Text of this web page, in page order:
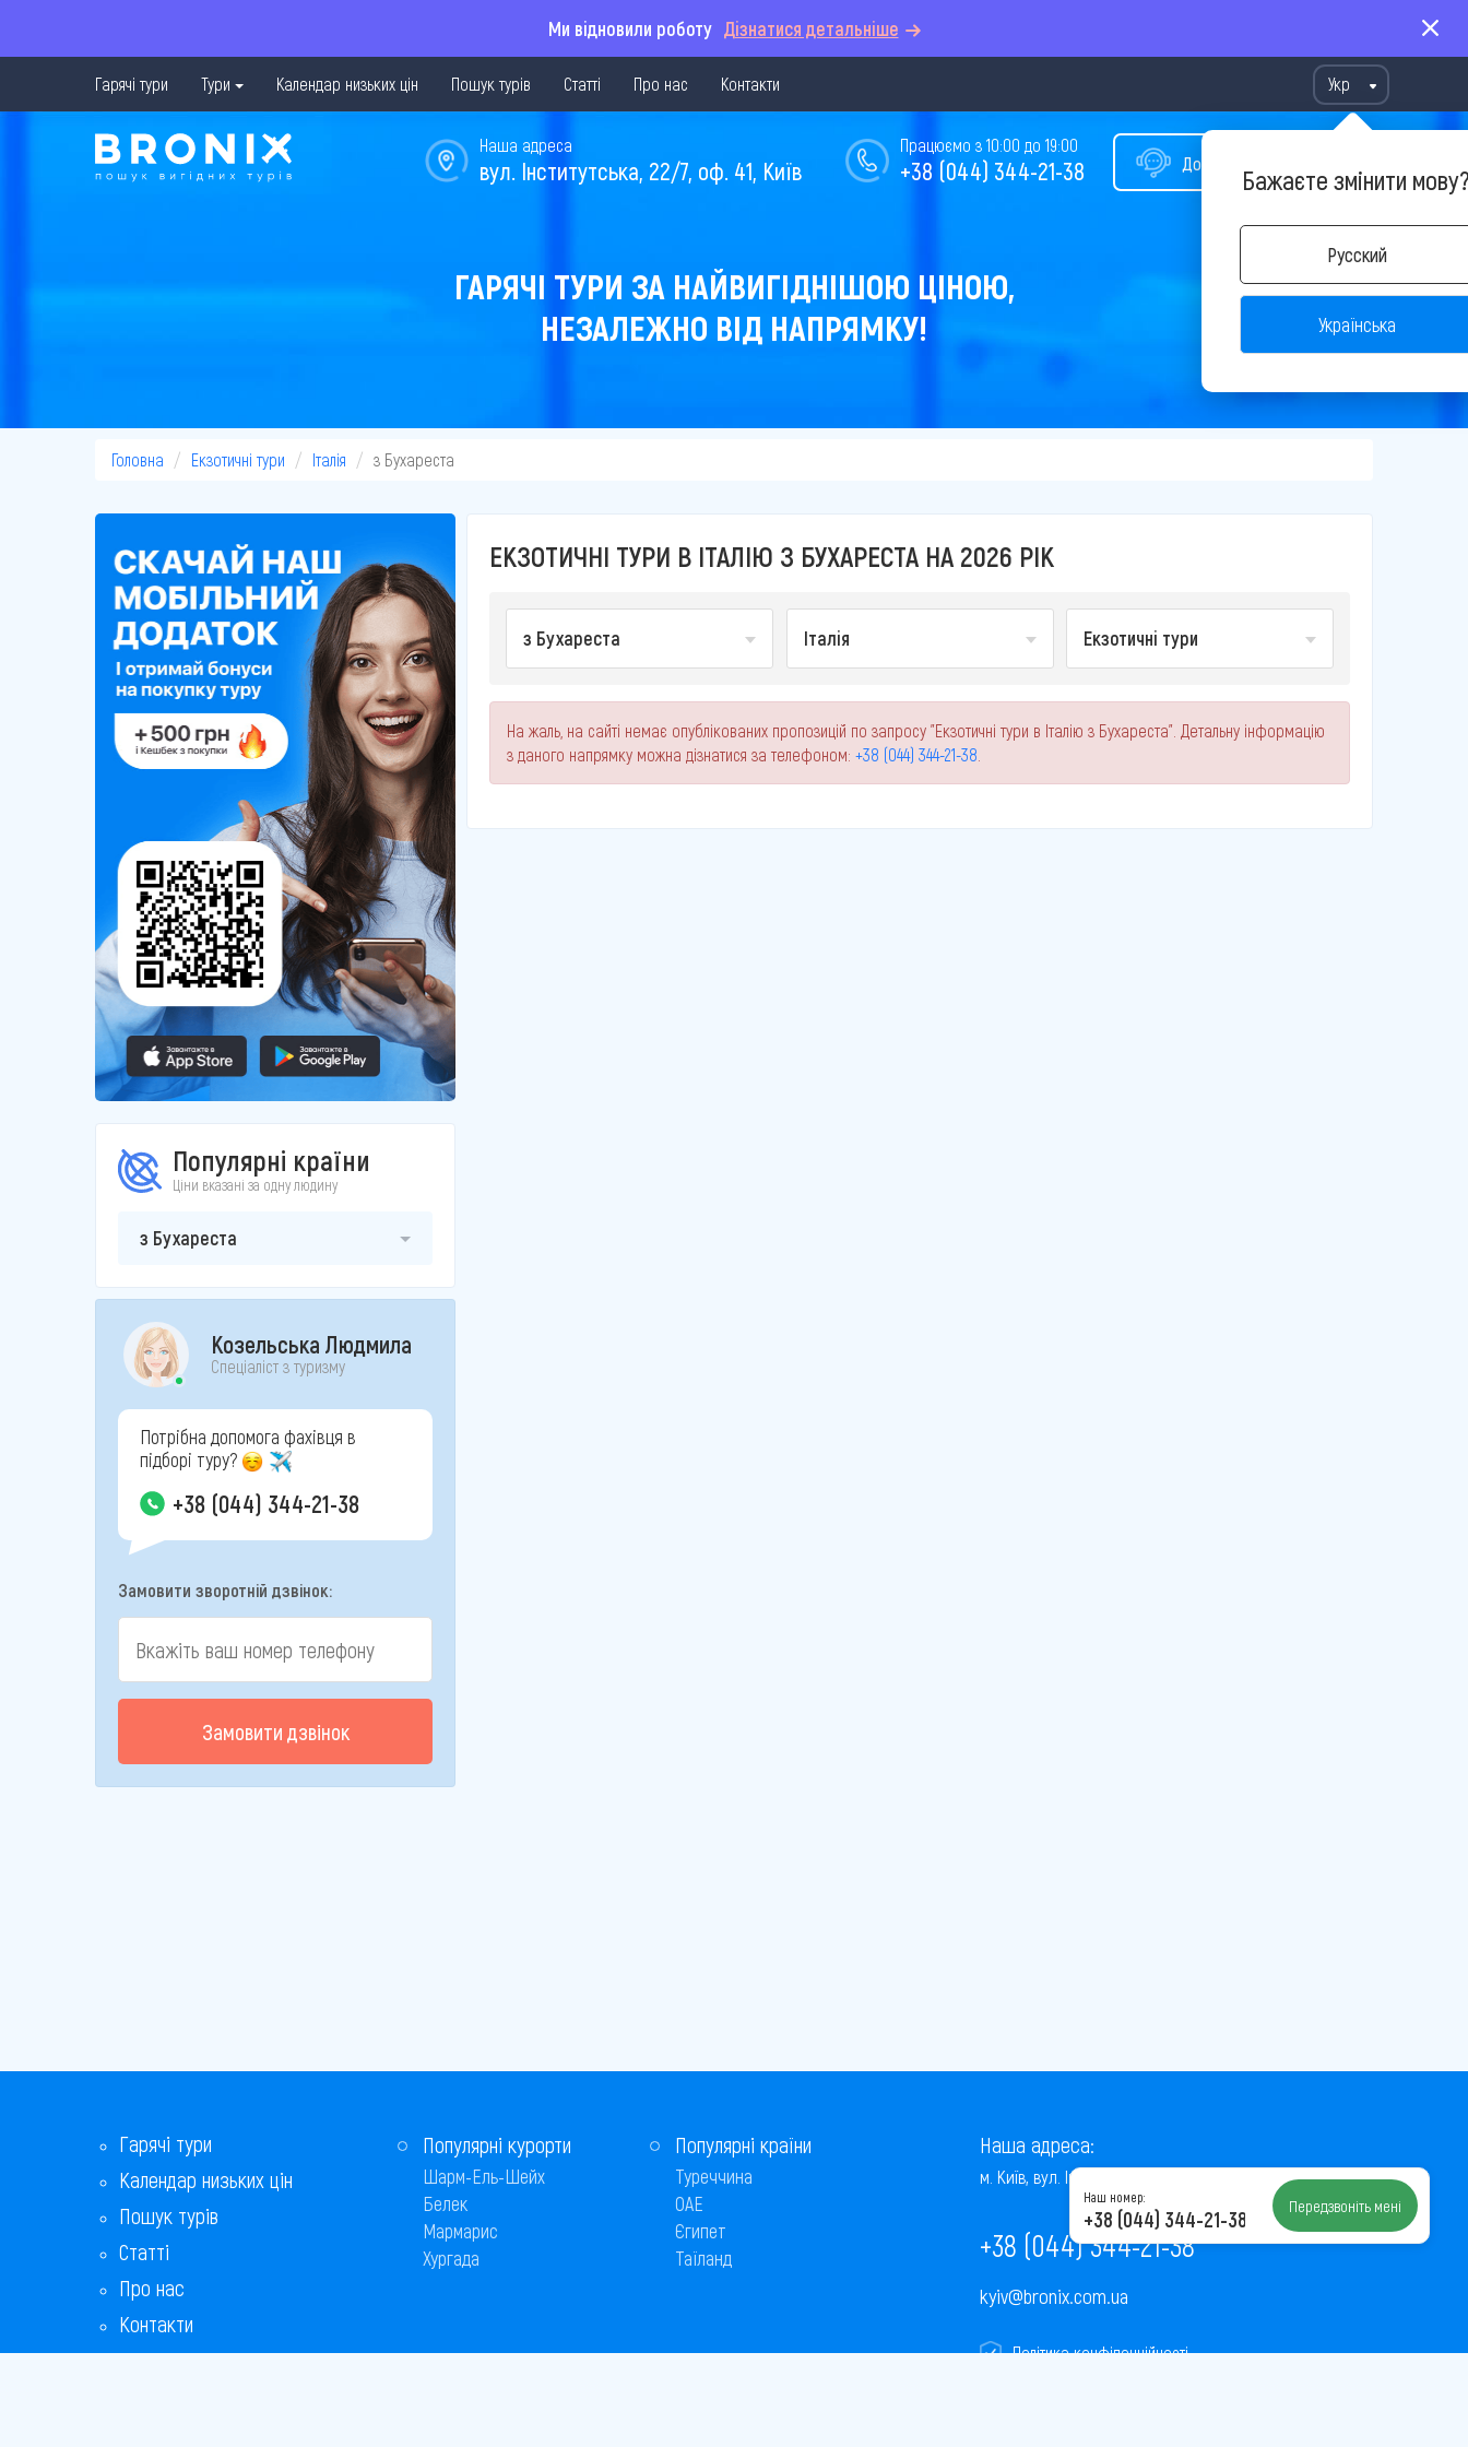
Ми відновили роботу Дізнатися детальніше
Гарячі тури Тури Календар низьких цін Пошук турів Статті Про нас Контакти Укр
Бажаєте змінити
Русский
Українська
Допомога у виборі туру
Працюємо з 10:00 до 19:00
+38 (044) 344-21-38
Наша адреса
вул. Інститутська, 22/7, оф. 41, Київ
ГАРЯЧІ ТУРИ ЗА НАЙВИГІДНІШОЮ ЦІНОЮ,
НЕЗАЛЕЖНО ВІД НАПРЯМКУ!
Головна Екзотичні тури Італія з Бухареста
Популярні країни
Ціни вказані за одну людину
з Бухареста
Козельська Людмила
Спеціаліст з туризму
Потрібна допомога фахівця в
підборі туру?
+38 (044) 344-21-38
Замовити зворотній дзвінок:
Замовити дзвінок
ЕКЗОТИЧНІ ТУРИ В ІТАЛІЮ З БУХАРЕСТА НА 2026 РІК
з Бухареста Італія Екзотичні тури
На жаль, на сайті немає опублікованих пропозицій по запросу "Екзотичні тури в Італію з Бухареста". Детальну інформацію
з даного напрямку можна дізнатися за телефоном: +38 (044) 344-21-38
Гарячі тури
Календар низьких цін
Пошук турів
Статті
Про нас
Контакти
Бонусна програма
Популярні курорти
Шарм-Ель-Шейх
Белек
Мармарис
Хургада
Популярні країни
Туреччина
ОАЕ
Єгипет
Таїланд
Наша адреса:
м. Київ, вул. Інститутська, 22/7, оф. 41
+38 (044) 344-21-38
kyiv@bronix.com.ua
Політика конфіденційності
Наш номер:
+38 (044) 344-21-38 Передзвоніть мені